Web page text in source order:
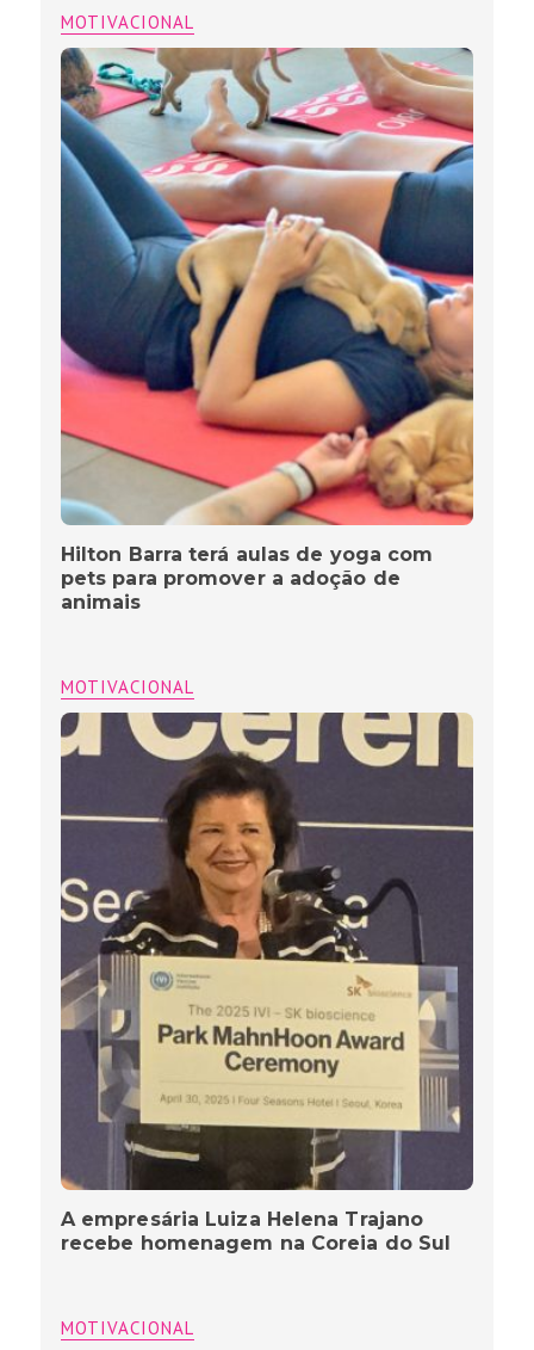
MOTIVACIONAL
Hilton Barra terá aulas de yoga com
pets para promover a adoção de
animais
MOTIVACIONAL
A empresária Luiza Helena Trajano
recebe homenagem na Coreia do Sul
MOTIVACIONAL